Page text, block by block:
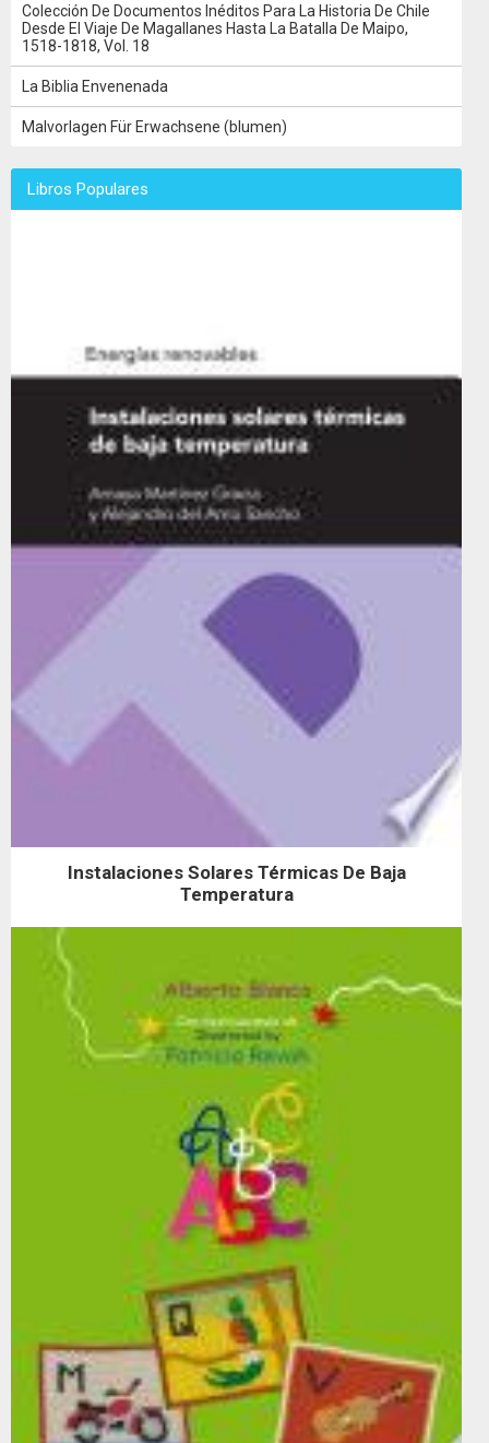
Colección De Documentos Inéditos Para La Historia De Chile
Desde El Viaje De Magallanes Hasta La Batalla De Maipo,
1518-1818, Vol. 18
La Biblia Envenenada
Malvorlagen Für Erwachsene (blumen)
Libros Populares
Instalaciones Solares Térmicas De Baja
Temperatura